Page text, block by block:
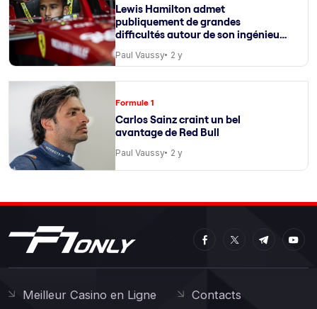
Lewis Hamilton admet
publiquement de grandes
difficultés autour de son ingénieur
Paul Vaussy 2 y
Formule 1
Carlos Sainz craint un bel
avantage de Red Bull
Paul Vaussy 2 y
Meilleur Casino en Ligne
Contacts